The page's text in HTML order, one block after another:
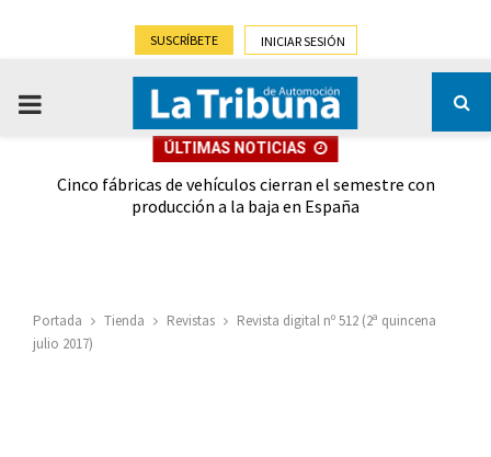
SUSCRÍBETE INICIAR SESIÓN
PRIMARY
ÚLTIMAS NOTICIAS
Cinco fábricas de vehículos cierran el semestre con
producción a la baja en España
Portada Tienda Revistas
Revista digital nº 512 (2ª quincena
julio 2017)